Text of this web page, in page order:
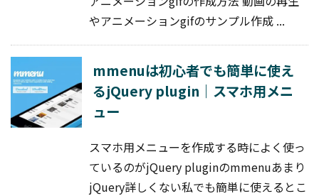
やアニメーションgifのサンプル作成 ...
mmenuは初心者でも簡単に使え
るjQuery plugin｜スマホ用メニ
ュー
スマホ用メニューを作成する時によく使っ
ているのがjQuery pluginのmmenuあまり
jQuery詳しくない私でも簡単に使えるとこ